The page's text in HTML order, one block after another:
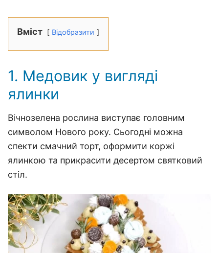
Вміст Відобразити
1. Медовик у вигляді
ялинки
Вічнозелена рослина виступає головним
символом Нового року. Сьогодні можна
спекти смачний торт, оформити коржі
ялинкою та прикрасити десертом святковий
стіл.